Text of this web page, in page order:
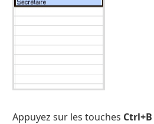
Appuyez sur les touches Ctrl+B